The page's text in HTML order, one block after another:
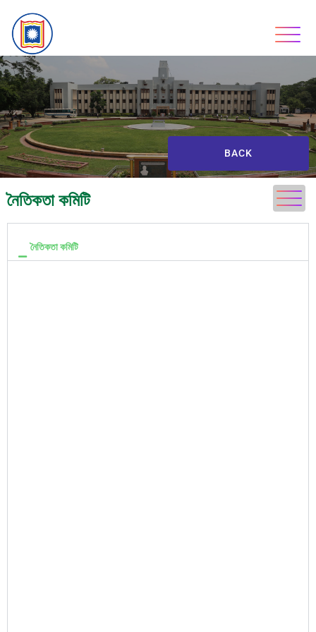
BACK
নৈতিকতা কমিটি
নৈতিকতা কমিটি